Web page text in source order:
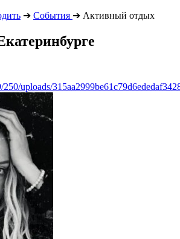
➔ События ➔ Активный отдых
uploads/